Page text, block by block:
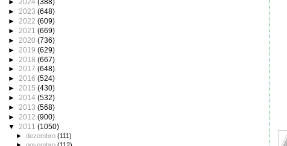
► 2023 (648)
► 2022 (609)
► 2021 (669)
► 2020 (736)
► 2019 (629)
► 2018 (667)
► 2017 (648)
► 2016 (524)
► 2015 (430)
► 2014 (532)
► 2013 (568)
► 2012 (900)
▼ 2011 (1050)
►dezembro(111)
►novembro(112)